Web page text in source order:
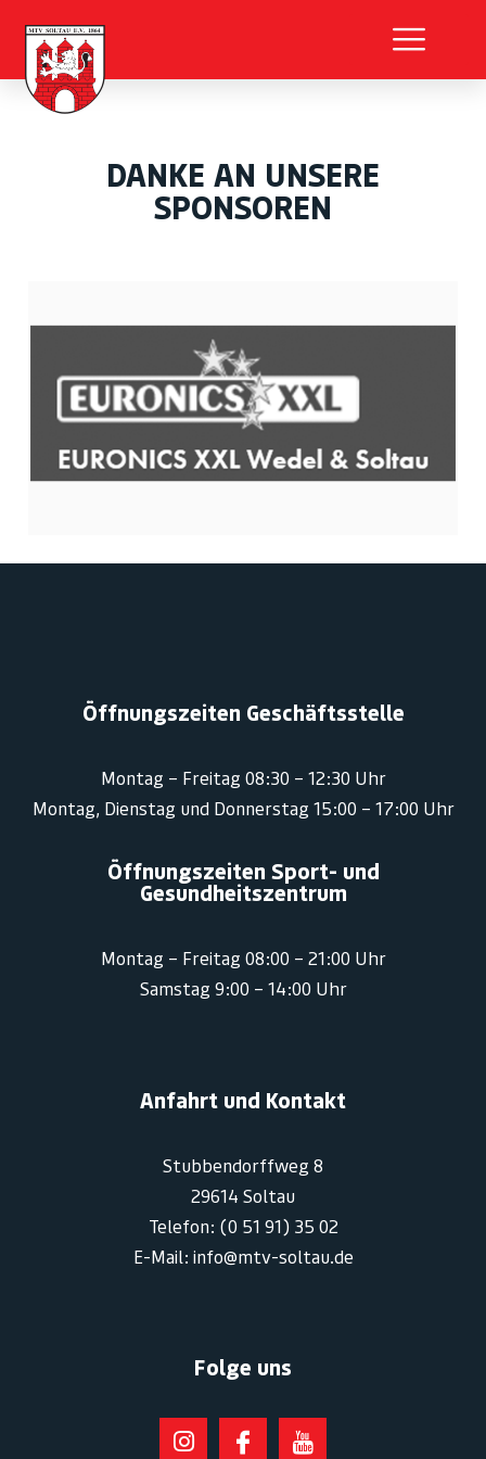
DANKE AN UNSERE
SPONSOREN
Öffnungszeiten Geschäftsstelle
Montag – Freitag 08:30 – 12:30 Uhr
Montag, Dienstag und Donnerstag 15:00 – 17:00 Uhr
Öffnungszeiten Sport- und
Gesundheitszentrum
Montag – Freitag 08:00 – 21:00 Uhr
Samstag 9:00 – 14:00 Uhr
Anfahrt und Kontakt
Stubbendorffweg 8
29614 Soltau
Telefon: (0 51 91) 35 02
E-Mail: info@mtv-soltau.de
Folge uns